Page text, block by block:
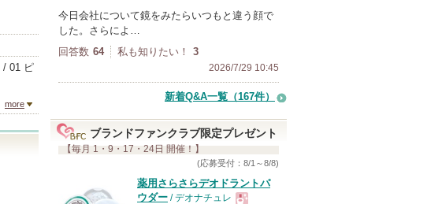
01 ピ
more
今日会社について鏡をみたらいつもと違う顔で
した。さらによ…
回答数 64 私も知りたい！ 3
2026/7/29 10:45
新着Q&A一覧（167件）
ブランドファンクラブ限定プレゼント
【毎月 1・9・17・24日 開催！】
(応募受付：8/1～8/8)
薬用さらさらデオドラントパ
ウダー / デオナチュレ